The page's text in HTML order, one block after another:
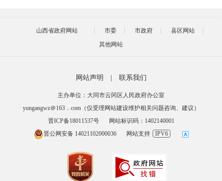
山西省政府网站 市委 市政府
县区网站
其他网站
网站声明 联系我们
主办单位：大同市云冈区人民政府办公室
yungangwz＠163．com（仅受理网站建设维护相关问题咨询、建议）
晋ICP备18011537号
网站标识码：1402140001
晋公网安备 14021102000036
网站支持 IPV6